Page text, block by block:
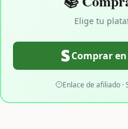
Elige tu
Comprar
Enlace de afiliado ·